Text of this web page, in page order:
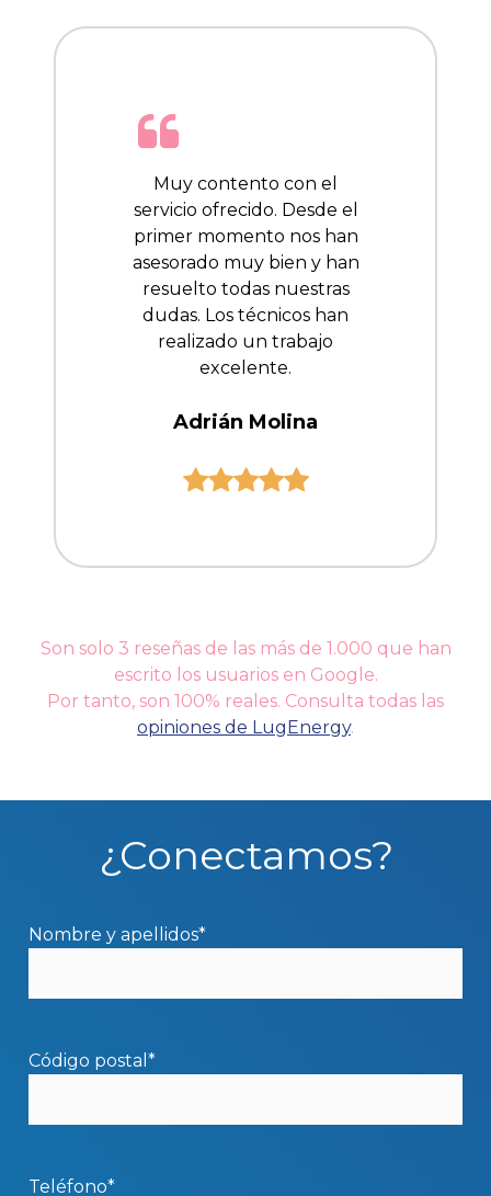
Muy contento con el
servicio ofrecido. Desde el
primer momento nos han
asesorado muy bien y han
resuelto todas nuestras
dudas. Los técnicos han
realizado un trabajo
excelente.
Adrián Molina
Son solo 3 reseñas de las más de 1.000 que han
escrito los usuarios en Google.
Por tanto, son 100% reales. Consulta todas las
opiniones de LugEnergy.
¿Conectamos?
Nombre y apellidos*
Código postal*
Teléfono*